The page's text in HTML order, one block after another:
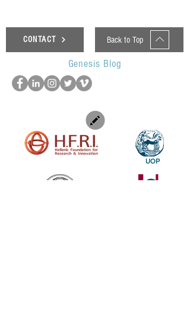
CONTACT Back to Top
Genesis Blog
UOP